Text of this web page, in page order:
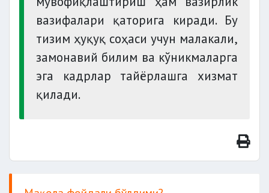
вазифалари қаторига киради. Бу
тизим ҳуқуқ соҳаси учун малакали,
замонавий билим ва кўникмаларга
эга кадрлар тайёрлашга хизмат
қилади.